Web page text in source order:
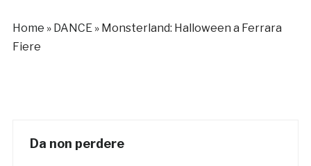
Home » DANCE» Monsterland: Halloween a Ferrara
Fiere
Da non perdere